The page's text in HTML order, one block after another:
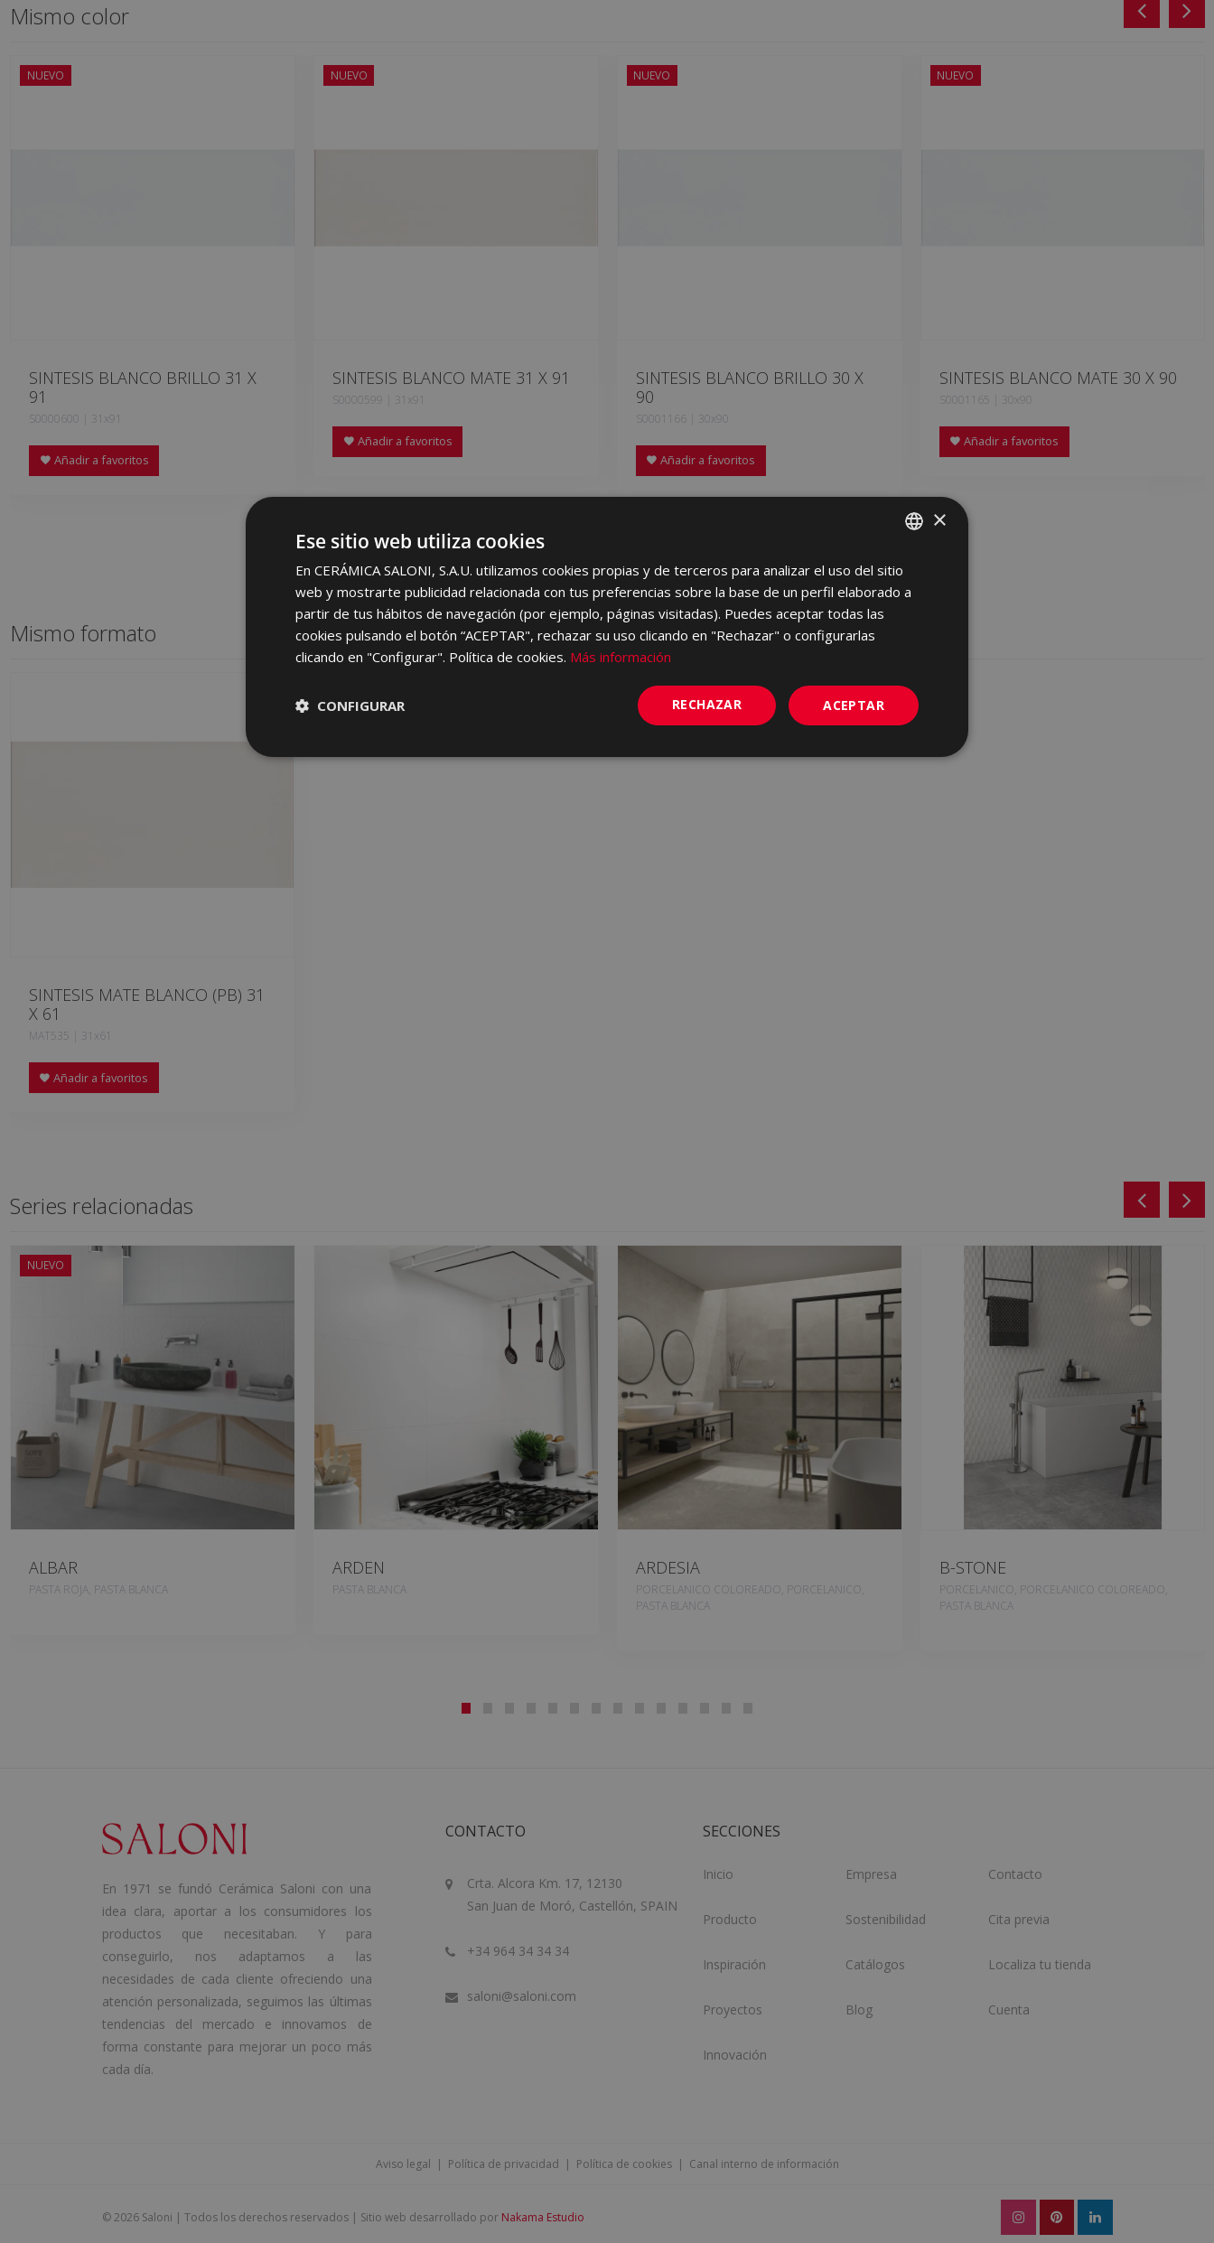
Mismo color
NUEVO
SINTESIS BLANCO BRILLO 31 X
91
S0000600 | 31x91
Añadir a favoritos
NUEVO
SINTESIS BLANCO MATE 31 X 91
S0000599 | 31x91
Añadir a favoritos
NUEVO
SINTESIS BLANCO BRILLO 30 X
90
S0001166 | 30x90
Añadir a favoritos
NUEVO
SINTESIS BLANCO MATE 30 X 90
S0001165 | 30x90
Añadir a favoritos
Mismo formato
SINTESIS MATE BLANCO (PB) 31
X 61
MAT535 | 31x61
Añadir a favoritos
Series relacionadas
NUEVO
ALBAR
PASTA ROJA, PASTA BLANCA
ARDEN
PASTA BLANCA
ARDESIA
PORCELANICO COLOREADO, PORCELANICO,
PASTA BLANCA
B-STONE
PORCELANICO, PORCELANICO COLOREADO,
PASTA BLANCA
En 1971 se fundó Cerámica Saloni con una
idea clara, aportar a los consumidores los
productos que necesitaban. Y para
conseguirlo, nos adaptamos a las
necesidades de cada cliente ofreciendo una
atención personalizada, seguimos las últimas
tendencias del mercado e innovamos de
forma constante para mejorar un poco más
cada día.
CONTACTO
Crta. Alcora Km. 17, 12130
San Juan de Moró, Castellón, SPAIN
+34 964 34 34 34
saloni@saloni.com
SECCIONES
Inicio
Producto
Inspiración
Proyectos
Innovación
Empresa
Sostenibilidad
Catálogos
Blog
Contacto
Cita previa
Localiza tu tienda
Cuenta
Aviso legal | Política de privacidad | Política de cookies| Canal interno de información
©2026 Saloni | Todos los derechos reservados | Sitio web desarrollado por Nakama Estudio
SPANISH
ENGLISH
PORTUGUESE
×
Ese sitio web utiliza cookies
En CERÁMICA SALONI, S.A.U. utilizamos cookies propias y de terceros para analizar el uso del sitio
web y mostrarte publicidad relacionada con tus preferencias sobre la base de un perfil elaborado a
partir de tus hábitos de navegación (por ejemplo, páginas visitadas). Puedes aceptar todas las
cookies pulsando el botón “ACEPTAR", rechazar su uso clicando en "Rechazar" o configurarlas
clicando en "Configurar". Política de cookies. Más información
ACEPTAR
RECHAZAR
CONFIGURAR